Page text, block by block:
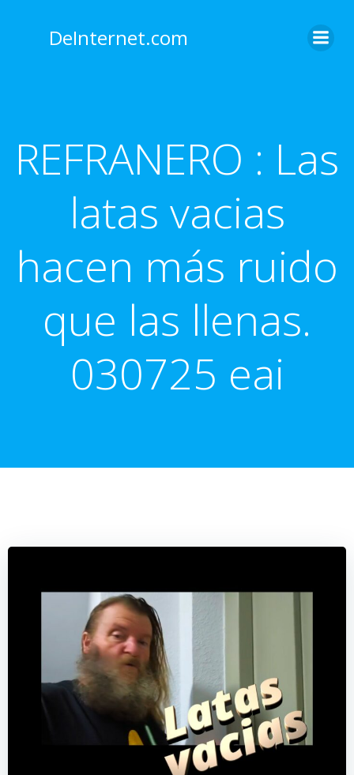
contenido
DeInternet.com
REFRANERO : Las
latas vacias
hacen más ruido
que las llenas.
030725 eai